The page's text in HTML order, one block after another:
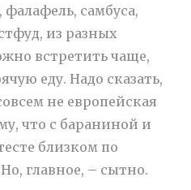
самбуса,
из разных
встретить чаще,
еду. Надо сказать,
не европейская
что с бараниной и
близком по
главное, – сытно.